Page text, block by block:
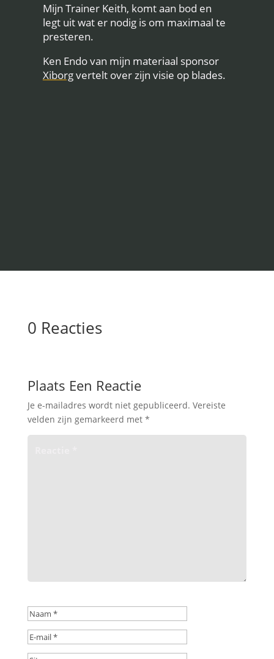
Mijn Trainer Keith, komt aan bod en
legt uit wat er nodig is om maximaal te
presteren.
Ken Endo van mijn materiaal sponsor
Xiborgvertelt over zijn visie op blades.
0 Reacties
Plaats Een Reactie
Je e-mailadres wordt niet gepubliceerd. Vereiste
velden zijn gemarkeerd met *